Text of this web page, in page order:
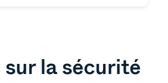
la sécurité